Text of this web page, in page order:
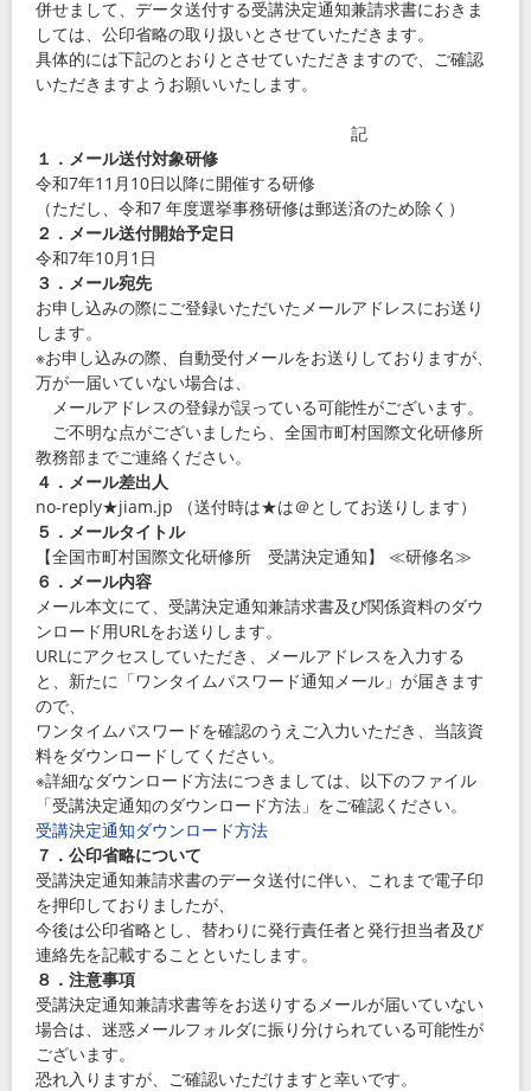
併せまして、データ送付する受講決定通知兼請求書におきま
しては、公印省略の取り扱いとさせていただきます。
具体的には下記のとおりとさせていただきますので、ご確認
いただきますようお願いいたします。
記
１．メール送付対象研修
令和7年11 月 10日以降に開催する研修
（ただし、令和7 年度選挙事務研修は郵送済のため除く）
２．メール送付開始予定日
令和7年10月 1 日
３．メール宛先
お申し込みの際にご登録いただいたメールアドレスにお送り
します。
※お申し込みの際、自動受付メールをお送りしておりますが、
万が一届いていない場合は、
メールアドレスの登録が誤っている可能性がございます。
ご不明な点がございましたら、全国市町村国際文化研修所
教務部までご連絡ください。
４．メール差出人
no-reply★jiam.jp
（送付時は★は＠としてお送りします）
５．メールタイトル
【全国市町村国際文化研修所 受講決定通知】 ≪研修名≫
６．メール内容
メール本文にて、受講決定通知兼請求書及び関係資料のダウ
ンロード用URL をお送りします。
URL にアクセスしていただき、メールアドレスを入力する
と、新たに「ワンタイムパスワード通知メール」が届きます
ので、
ワンタイムパスワードを確認のうえご入力いただき、当該資
料をダウンロードしてください。
※詳細なダウンロード方法につきましては、以下のファイル
「受講決定通知のダウンロード方法」をご確認ください。
受講決定通知ダウンロード方法
７．公印省略について
受講決定通知兼請求書のデータ送付に伴い、これまで電子印
を押印しておりましたが、
今後は公印省略とし、替わりに発行責任者と発行担当者及び
連絡先を記載することといたします。
８．注意事項
受講決定通知兼請求書等をお送りするメールが届いていない
場合は、迷惑メールフォルダに振り分けられている可能性が
ございます。
恐れ入りますが、ご確認いただけますと幸いです。